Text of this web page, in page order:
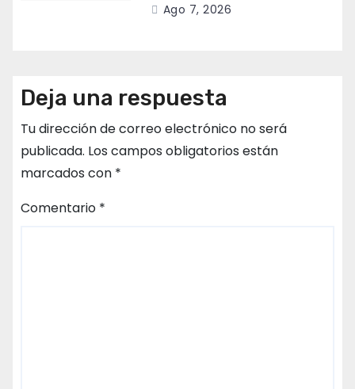
Ago 7, 2026
Deja una respuesta
Tu dirección de correo electrónico no será
publicada. Los campos obligatorios están
marcados con *
Comentario *